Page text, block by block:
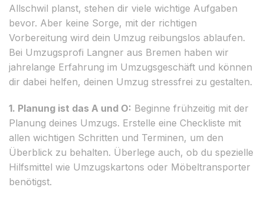
Allschwil planst, stehen dir viele wichtige Aufgaben
bevor. Aber keine Sorge, mit der richtigen
Vorbereitung wird dein Umzug reibungslos ablaufen.
Bei Umzugsprofi Langner aus Bremen haben wir
jahrelange Erfahrung im Umzugsgeschäft und können
dir dabei helfen, deinen Umzug stressfrei zu gestalten.
1. Planung ist das A und O: Beginne frühzeitig mit der
Planung deines Umzugs. Erstelle eine Checkliste mit
allen wichtigen Schritten und Terminen, um den
Überblick zu behalten. Überlege auch, ob du spezielle
Hilfsmittel wie Umzugskartons oder Möbeltransporter
benötigst.